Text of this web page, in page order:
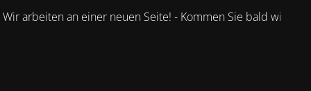
Wir arbeiten an einer neuen Seite! - Kommen Sie bald wieder.